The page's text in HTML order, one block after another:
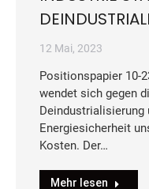
12 Mai, 2023
Positionspapier 10-
wendet sich gegen
Deindustrialisierung
Energiesicherheit
Kosten. Der…
Mehr lesen